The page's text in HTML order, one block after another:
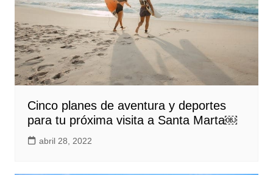
Cinco planes de aventura y deportes
para tu próxima visita a Santa Marta￼
abril 28, 2022